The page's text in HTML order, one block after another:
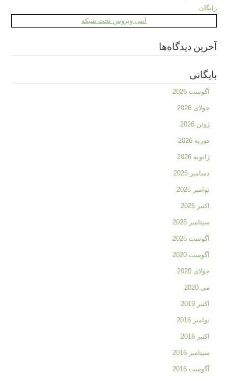
رایگان
آنتی ویروس تحت شبکه
آخرین دیدگاه‌ها
بایگانی
آگوست 2026
جولای 2026
ژوئن 2026
فوریه 2026
ژانویه 2026
دسامبر 2025
نوامبر 2025
اکتبر 2025
سپتامبر 2025
آگوست 2025
آگوست 2020
جولای 2020
می 2020
اکتبر 2019
نوامبر 2016
اکتبر 2016
سپتامبر 2016
آگوست 2016